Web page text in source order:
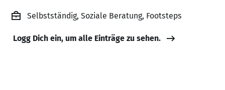
Selbstständig, Soziale Beratung, Footsteps
Logg Dich ein, um alle Einträge zu sehen.